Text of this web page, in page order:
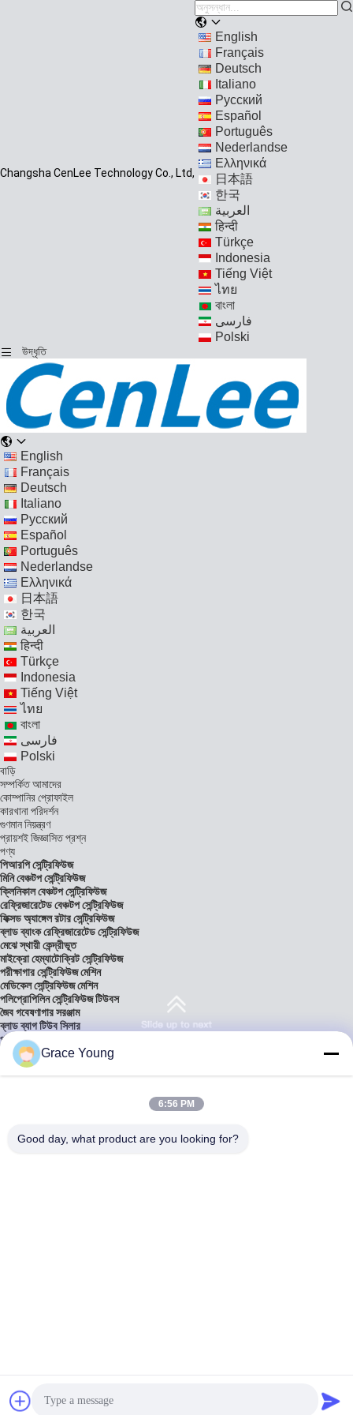
Changsha CenLee Technology Co., Ltd,
English
Français
Deutsch
Italiano
Русский
Español
Português
Nederlandse
Ελληνικά
日本語
한국
العربية
हिन्दी
Türkçe
Indonesia
Tiếng Việt
ไทย
বাংলা
فارسی
Polski
উদ্ধৃতি
English
Français
Deutsch
Italiano
Русский
Español
Português
Nederlandse
Ελληνικά
日本語
한국
العربية
हिन्दी
Türkçe
Indonesia
Tiếng Việt
ไทย
বাংলা
فارسی
Polski
বাড়ি
সম্পর্কিত আমাদের
কোম্পানির প্রোফাইল
কারখানা পরিদর্শন
গুণমান নিয়ন্ত্রণ
প্রায়শই জিজ্ঞাসিত প্রশ্ন
পণ্য
পিআরপি সেন্ট্রিফিউজ
মিনি বেঞ্চটপ সেন্ট্রিফিউজ
ক্লিনিকাল বেঞ্চটপ সেন্ট্রিফিউজ
রেফ্রিজারেটেড বেঞ্চটপ সেন্ট্রিফিউজ
ফিক্সড অ্যাঙ্গেল রটার সেন্ট্রিফিউজ
ব্লাড ব্যাংক রেফ্রিজারেটেড সেন্ট্রিফিউজ
মেঝে স্থায়ী কেন্দ্রীভূত
মাইক্রো হেম্যাটোক্রিট সেন্ট্রিফিউজ
পরীক্ষাগার সেন্ট্রিফিউজ মেশিন
মেডিকেল সেন্ট্রিফিউজ মেশিন
পলিপ্রোপিলিন সেন্ট্রিফিউজ টিউবস
জৈব গবেষণাগার সরঞ্জাম
ব্লাড ব্যাগ টিউব সিলার
পরীক্ষাগার বিশ্লেষণাত্মক ভারসাম্য
সমাধান
আমাদের সাথে যোগাযোগ
উদ্ধৃতি

কোম্পানির প্রোফাইল
সমাধান
আমাদের সাথে যোগাযোগ
Grace Young
6:56 PM
Good day, what product are you looking for?